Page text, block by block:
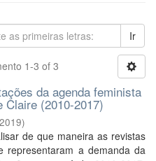
Ir
1-3 of 3
da agenda feminista
(2010-2017)
2019)
de que maneira as revistas
representaram a demanda da